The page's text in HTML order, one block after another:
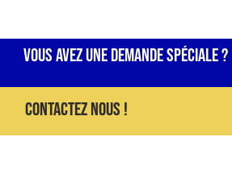
Vous Avez Une Demande Spéciale ?​
Contactez Nous !​